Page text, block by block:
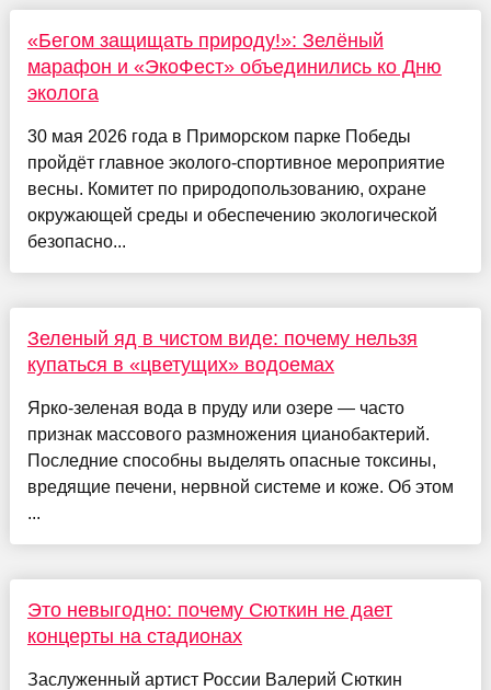
«Бегом защищать природу!»: Зелёный
марафон и «ЭкоФест» объединились ко Дню
эколога
30 мая 2026 года в Приморском парке Победы
пройдёт главное эколого-спортивное мероприятие
весны. Комитет по природопользованию, охране
окружающей среды и обеспечению экологической
безопасно...
Зеленый яд в чистом виде: почему нельзя
купаться в «цветущих» водоемах
Ярко-зеленая вода в пруду или озере — часто
признак массового размножения цианобактерий.
Последние способны выделять опасные токсины,
вредящие печени, нервной системе и коже. Об этом
...
Это невыгодно: почему Сюткин не дает
концерты на стадионах
Заслуженный артист России Валерий Сюткин